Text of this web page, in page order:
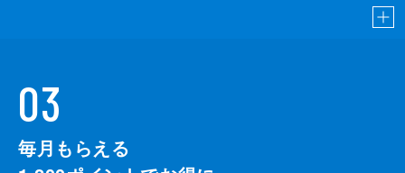
03
毎月もらえる